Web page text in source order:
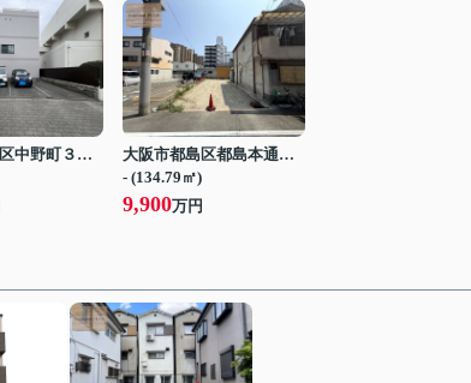
大阪市都島区中野町３丁目
大阪市都島区都島本通１丁目
- (134.79㎡)
9,900万円